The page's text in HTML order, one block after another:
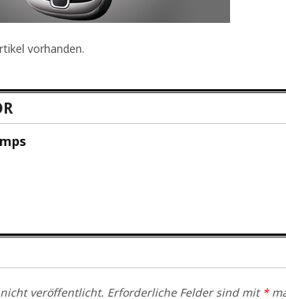
vorhanden.
veröffentlicht. Erforderliche Felder sind mit *